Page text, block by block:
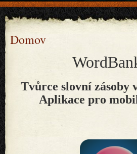
Domov
Tvůrce slovní zásoby
Aplikace pro